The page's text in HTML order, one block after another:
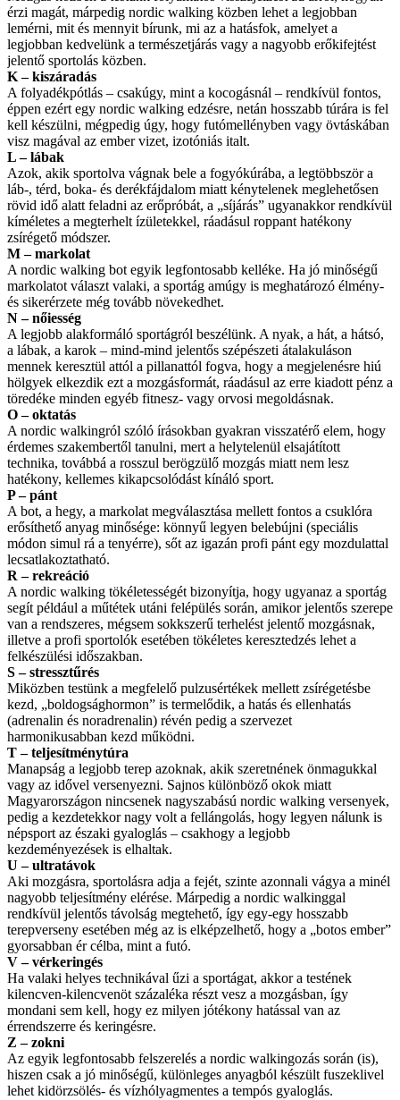
érzi magát, márpedig nordic walking közben lehet a legjobban
lemérni, mit és mennyit bírunk, mi az a hatásfok, amelyet a
legjobban kedvelünk a természetjárás vagy a nagyobb erőkifejtést
jelentő sportolás közben.
K – kiszáradás
A folyadékpótlás – csakúgy, mint a kocogásnál – rendkívül fontos,
éppen ezért egy nordic walking edzésre, netán hosszabb túrára is fel
kell készülni, mégpedig úgy, hogy futómellényben vagy övtáskában
visz magával az ember vizet, izotóniás italt.
L – lábak
Azok, akik sportolva vágnak bele a fogyókúrába, a legtöbbször a
láb-, térd, boka- és derékfájdalom miatt kénytelenek meglehetősen
rövid idő alatt feladni az erőpróbát, a „síjárás” ugyanakkor rendkívül
kíméletes a megterhelt ízületekkel, ráadásul roppant hatékony
zsírégető módszer.
M – markolat
A nordic walking bot egyik legfontosabb kelléke. Ha jó minőségű
markolatot választ valaki, a sportág amúgy is meghatározó élmény-
és sikerérzete még tovább növekedhet.
N – nőiesség
A legjobb alakformáló sportágról beszélünk. A nyak, a hát, a hátsó,
a lábak, a karok – mind-mind jelentős szépészeti átalakuláson
mennek keresztül attól a pillanattól fogva, hogy a megjelenésre hiú
hölgyek elkezdik ezt a mozgásformát, ráadásul az erre kiadott pénz a
töredéke minden egyéb fitnesz- vagy orvosi megoldásnak.
O – oktatás
A nordic walkingról szóló írásokban gyakran visszatérő elem, hogy
érdemes szakembertől tanulni, mert a helytelenül elsajátított
technika, továbbá a rosszul berögzülő mozgás miatt nem lesz
hatékony, kellemes kikapcsolódást kínáló sport.
P – pánt
A bot, a hegy, a markolat megválasztása mellett fontos a csuklóra
erősíthető anyag minősége: könnyű legyen belebújni (speciális
módon simul rá a tenyérre), sőt az igazán profi pánt egy mozdulattal
lecsatlakoztatható.
R – rekreáció
A nordic walking tökéletességét bizonyítja, hogy ugyanaz a sportág
segít például a műtétek utáni felépülés során, amikor jelentős szerepe
van a rendszeres, mégsem sokkszerű terhelést jelentő mozgásnak,
illetve a profi sportolók esetében tökéletes keresztedzés lehet a
felkészülési időszakban.
S – stressztűrés
Miközben testünk a megfelelő pulzusértékek mellett zsírégetésbe
kezd, „boldogsághormon” is termelődik, a hatás és ellenhatás
(adrenalin és noradrenalin) révén pedig a szervezet
harmonikusabban kezd működni.
T – teljesítménytúra
Manapság a legjobb terep azoknak, akik szeretnének önmagukkal
vagy az idővel versenyezni. Sajnos különböző okok miatt
Magyarországon nincsenek nagyszabású nordic walking versenyek,
pedig a kezdetekkor nagy volt a fellángolás, hogy legyen nálunk is
népsport az északi gyaloglás – csakhogy a legjobb
kezdeményezések is elhaltak.
U – ultratávok
Aki mozgásra, sportolásra adja a fejét, szinte azonnali vágya a minél
nagyobb teljesítmény elérése. Márpedig a nordic walkinggal
rendkívül jelentős távolság megtehető, így egy-egy hosszabb
terepverseny esetében még az is elképzelhető, hogy a „botos ember”
gyorsabban ér célba, mint a futó.
V – vérkeringés
Ha valaki helyes technikával űzi a sportágat, akkor a testének
kilencven-kilencvenöt százaléka részt vesz a mozgásban, így
mondani sem kell, hogy ez milyen jótékony hatással van az
érrendszerre és keringésre.
Z – zokni
Az egyik legfontosabb felszerelés a nordic walkingozás során (is),
hiszen csak a jó minőségű, különleges anyagból készült fuszeklivel
lehet kidörzsölés- és vízhólyagmentes a tempós gyaloglás.